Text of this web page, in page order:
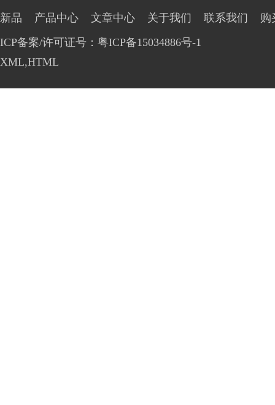
新品 产品中心 文章中心 关于我们 联系我们
购
ICP备案/许可证号：粤ICP备15034886号-1
XML,HTML